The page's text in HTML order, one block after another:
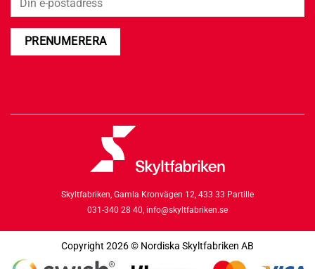
Skyltfabriken, Gamla Kronvägen 12, 433 33 Partille
031-340 28 40, info@skyltfabriken.se
Copyright 2026 © Nordiska Skyltfabriken AB